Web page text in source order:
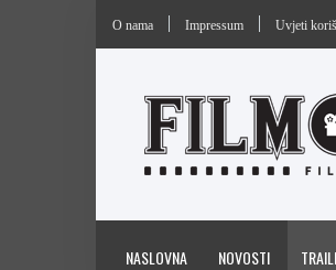
O nama Impressum Uvjeti
NASLOVNA NOVOSTI